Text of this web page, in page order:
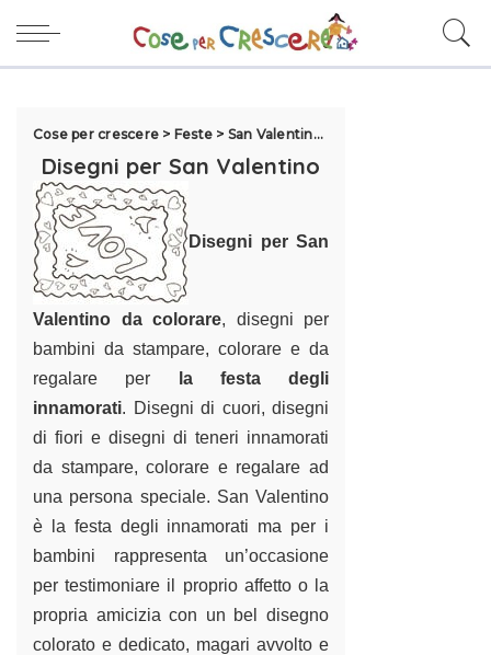
Cose per crescere > Feste > San Valentino >
Disegni per San Valentino
Disegni per San
Valentino da colorare, disegni per
bambini da stampare, colorare e da
regalare per
la festa degli
innamorati. Disegni di cuori, disegni
di fiori e disegni di teneri innamorati
da stampare, colorare e regalare ad
una persona speciale. San Valentino
è la festa degli innamorati ma per i
bambini rappresenta un’occasione
per testimoniare il proprio affetto o la
propria amicizia con un bel disegno
colorato e dedicato, magari avvolto e